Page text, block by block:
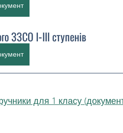
ЗЗСО І-ІІІ ступенів
для 1 класу